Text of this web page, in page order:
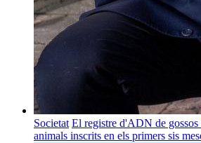
Societat El registre d'ADN de gossos
animals inscrits en els primers sis